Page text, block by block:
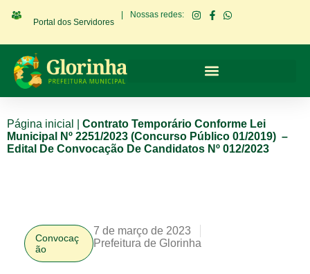
Portal dos Servidores
Nossas redes:
Página inicial
Contrato Temporário Conforme Lei
Municipal Nº 2251/2023 (Concurso Público 01/2019) –
Edital De Convocação De Candidatos Nº 012/2023
Convocaç
ão
7 de março de 2023
Prefeitura de Glorinha